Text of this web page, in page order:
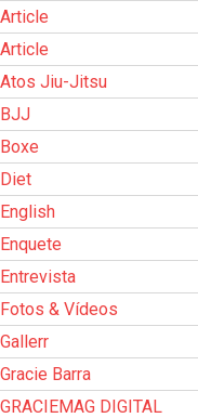
Article
Article
Atos Jiu-Jitsu
BJJ
Boxe
Diet
English
Enquete
Entrevista
Fotos & Vídeos
Gallerr
Gracie Barra
GRACIEMAG DIGITAL